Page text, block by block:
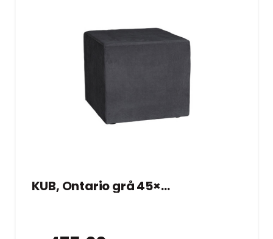
KUB, Ontario grå 45×45 cm